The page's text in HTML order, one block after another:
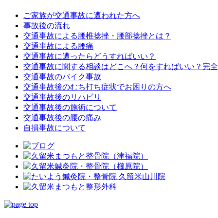
ご家族が交通事故に遭われた方へ
事故後の流れ
交通事故による腰椎捻挫・腰部捻挫とは？
交通事故による腰痛
交通事故に遭ったらどうすればいい？
交通事故に関する相談はどこへ？何をすればいい？完
交通事故のバイク事故
交通事故後のむち打ち症状でお困りの方へ
交通事故後のリハビリ
交通事故後の施術について
交通事故後の腰の痛み
自損事故について